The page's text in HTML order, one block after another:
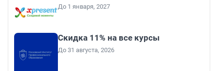
До 1 января, 2027
Скидка 11% на все курсы
До 31 августа, 2026